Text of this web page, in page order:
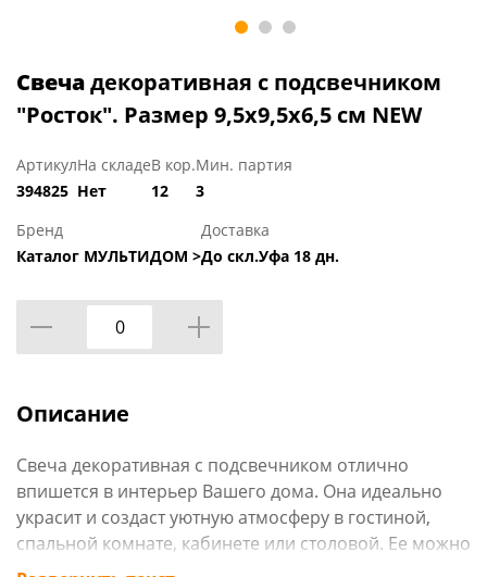
Свечадекоративная с подсвечником
"Росток". Размер 9,5х9,5х6,5 см NEW
Артикул
394825
На складе
Нет
В кор.
12
Мин. партия
3
Бренд
Каталог МУЛЬТИДОМ >
Доставка
До скл.Уфа 18 дн.
Описание
Свеча декоративная с подсвечником отлично
впишется в интерьер Вашего дома. Она идеально
украсит и создаст уютную атмосферу в гостиной,
спальной комнате, кабинете или столовой. Ее можно
поставить на стол, тумбочку, журнальный столик.